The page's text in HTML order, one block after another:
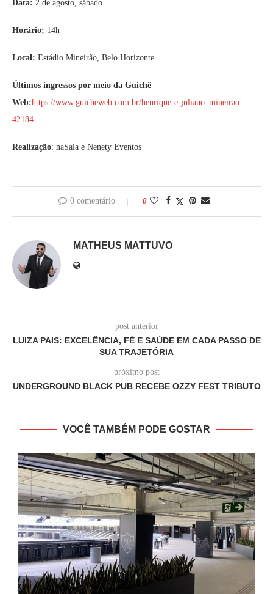
Data: 2 de agosto, sábado
Horário: 14h
Local: Estádio Mineirão, Belo Horizonte
Últimos ingressos por meio da Guichê
Web:https://www.guicheweb.com.br/henrique-e-juliano–mineirao_
42184
Realização: naSala e Nenety Eventos
0 comentário 0
MATHEUS MATTUVO
post anterior
LUIZA PAIS: EXCELÊNCIA, FÉ E SAÚDE EM CADA PASSO DE
SUA TRAJETÓRIA
próximo post
UNDERGROUND BLACK PUB RECEBE OZZY FEST TRIBUTO
VOCÊ TAMBÉM PODE GOSTAR